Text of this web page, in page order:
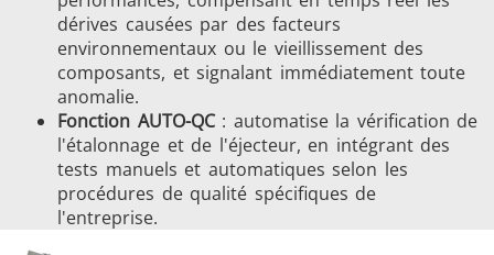
dérives causées par des facteurs
environnementaux ou le vieillissement des
composants, et signalant immédiatement toute
anomalie.
Fonction AUTO-QC: automatise la vérification de
l'étalonnage et de l'éjecteur, en intégrant des
tests manuels et automatiques selon les
procédures de qualité spécifiques de
l'entreprise.